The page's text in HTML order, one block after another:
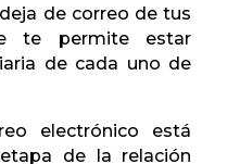
de correo de tus
te permite estar
de cada uno de
electrónico está
de la relación